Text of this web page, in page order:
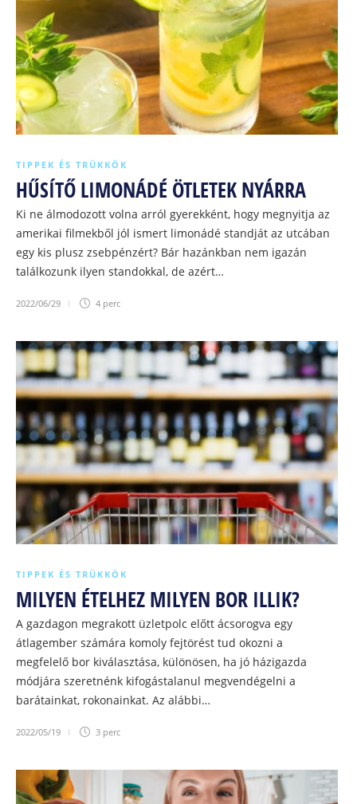
TIPPEK ÉS TRÜKKÖK
HŰSÍTŐ LIMONÁDÉ ÖTLETEK NYÁRRA
Ki ne álmodozott volna arról gyerekként, hogy megnyitja az
amerikai filmekből jól ismert limonádé standját az utcában
egy kis plusz zsebpénzért? Bár hazánkban nem igazán
találkozunk ilyen standokkal, de azért…
2022/06/29 4 perc
TIPPEK ÉS TRÜKKÖK
MILYEN ÉTELHEZ MILYEN BOR ILLIK?
A gazdagon megrakott üzletpolc előtt ácsorogva egy
átlagember számára komoly fejtörést tud okozni a
megfelelő bor kiválasztása, különösen, ha jó házigazda
módjára szeretnénk kifogástalanul megvendégelni a
barátainkat, rokonainkat. Az alábbi…
2022/05/19 3 perc